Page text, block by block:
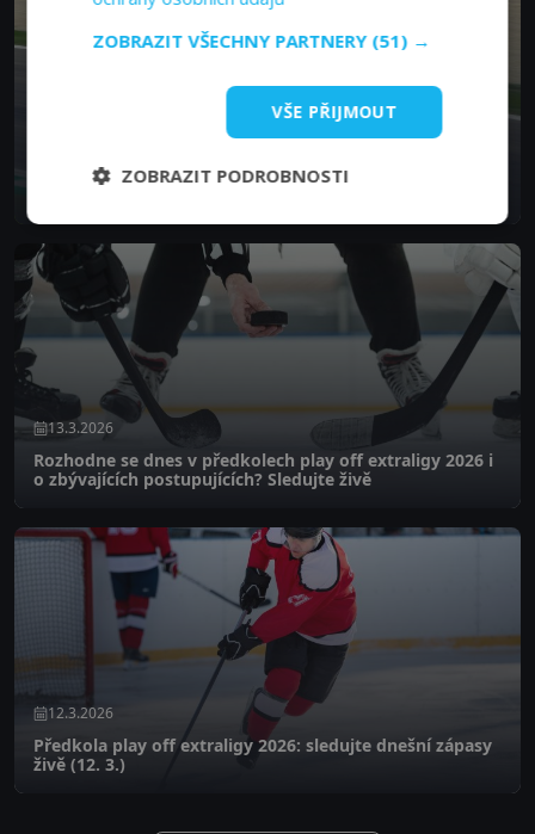
F1 Čína 2026: program Velké ceny, výsledky a kde
13.3.2026
Rozhodne se dnes v předkolech play off extraligy 2026 i
o zbývajících postupujících? Sledujte živě
12.3.2026
Předkola play off extraligy 2026: sledujte dnešní zápasy
živě (12. 3.)
ZOBRAZIT VŠECHNY PARTNERY (51) →
VŠE PŘIJMOUT
ZOBRAZIT PODROBNOSTI